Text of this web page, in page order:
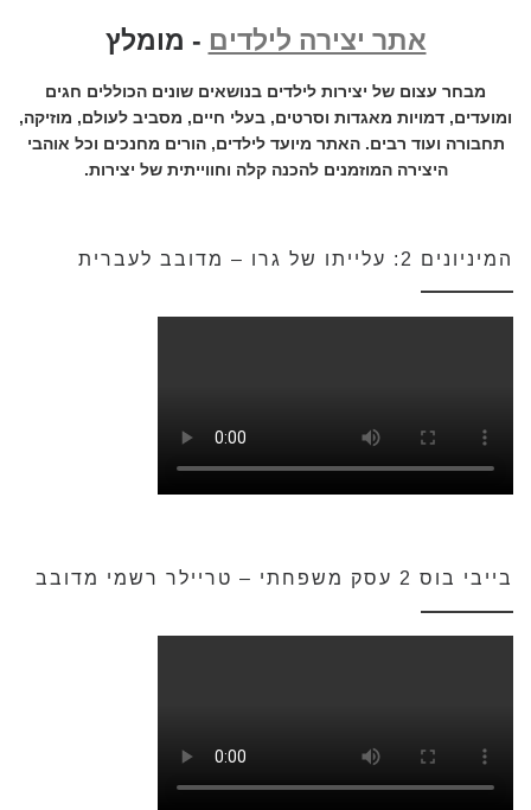
אתר יצירה לילדים - מומלץ
מבחר עצום של יצירות לילדים בנושאים שונים הכוללים חגים
ומועדים, דמויות מאגדות וסרטים, בעלי חיים, מסביב לעולם, מוזיקה,
תחבורה ועוד רבים. האתר מיועד לילדים, הורים מחנכים וכל אוהבי
היצירה המוזמנים להכנה קלה וחווייתית של יצירות.
המיניונים 2: עלייתו של גרו – מדובב לעברית
בייבי בוס 2 עסק משפחתי – טריילר רשמי מדובב